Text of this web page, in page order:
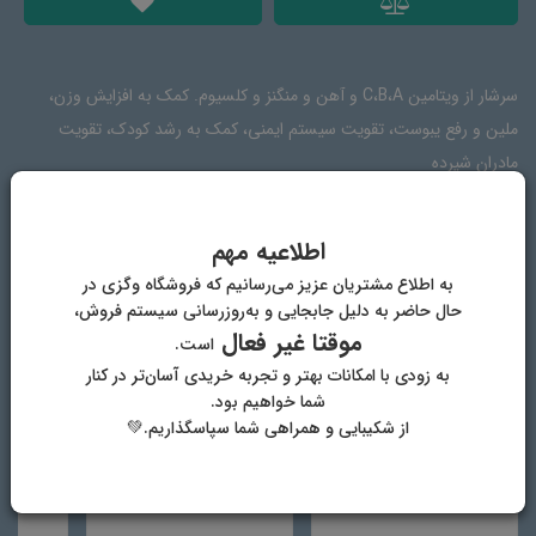
سرشار از ویتامین C،B،A و آهن و منگنز و کلسیوم. کمک به افزایش وزن،
ملین و رفع یبوست، تقویت سیستم ایمنی، کمک به رشد کودک، تقویت
مادران شیرده
گردو، انجیر، آرد گندم سبوس دار دیم، زنیان، شکر قهوه ای و کره گیاهی
اطلاعیه مهم
به اطلاع مشتریان عزیز می‌رسانیم که فروشگاه وگزی در
حال حاضر به دلیل جابجایی و به‌روزرسانی سیستم فروش،
موقتا غیر فعالاست.
به زودی با امکانات بهتر و تجربه خریدی آسان‌تر در کنار
شما خواهیم بود.
از شکیبایی و همراهی شما سپاسگذاریم.💚